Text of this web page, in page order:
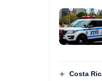
Costa